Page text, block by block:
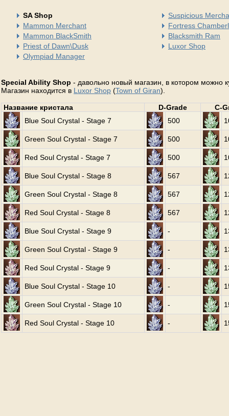
SA Shop
Mammon Merchant
Mammon BlackSmith
Priest of Dawn\Dusk
Olympiad Manager
Suspicious
Fortress
Blacksmith Ram
Luxor Shop
Special Ability Shop - давольно новый магазин, в котором можно
Магазин находится в Luxor Shop (Town of Giran).
Название кристала D-Grade
C-
Blue Soul Crystal - Stage 7
500
Green Soul Crystal - Stage 7 500
Red Soul Crystal - Stage 7 500
Blue Soul Crystal - Stage 8 567
Green Soul Crystal - Stage 8 567
Red Soul Crystal - Stage 8 567
Blue Soul Crystal - Stage 9 -
Green Soul Crystal - Stage 9 -
Red Soul Crystal - Stage 9 -
Blue Soul Crystal - Stage 10 -
Green Soul Crystal - Stage 10 -
Red Soul Crystal - Stage 10 -